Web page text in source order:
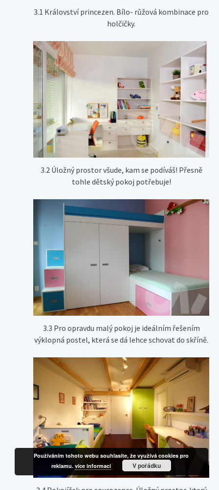
3.1 Království princezen. Bílo- růžová kombinace pro
holčičky.
3.2 Úložný prostor všude, kam se podíváš! Přesně
tohle dětský pokoj potřebuje!
3.3 Pro opravdu malý pokoj je ideálním řešením
výklopná postel, která se dá lehce schovat do skříně.
Používáním tohoto webu souhlasíte, že využívá cookies pro
reklamu.více informací V pořádku